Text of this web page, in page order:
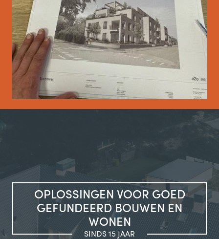
Richard
Metser
Bharet
Metserdiener
Werfleider
Mustafa
Werfleider
OPLOSSINGEN VOOR GOED
GEFUNDEERD BOUWEN EN
WONEN
SINDS 15 JAAR